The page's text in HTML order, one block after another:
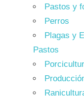
Pastos y
Perros
Plagas y
Pastos